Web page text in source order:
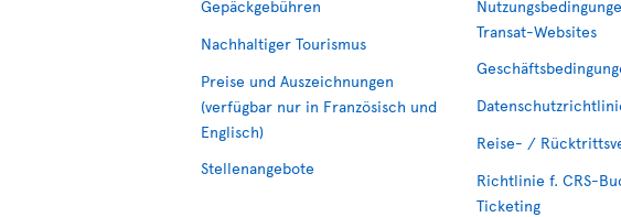
Gepäckgebühren
Nachhaltiger Tourismus
Preise und Auszeichnungen
(verfügbar nur in Französisch und
Englisch)
Stellenangebote
Transat-Websites
Reise- /
Richtlinie f. CRS-
Ticketing